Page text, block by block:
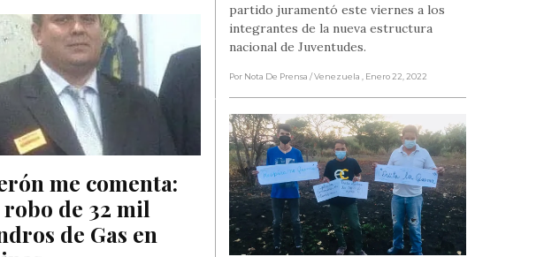
partido juramentó este viernes a los
integrantes de la nueva estructura
nacional de Juventudes.
Por Nota De Prensa / Venezuela , Enero 22, 2022
me comenta:
de 32 mil
de Gas en